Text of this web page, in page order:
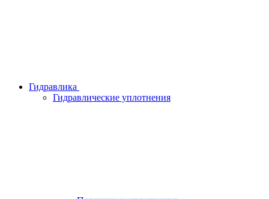
Гидравлика
Гидравлические уплотнения